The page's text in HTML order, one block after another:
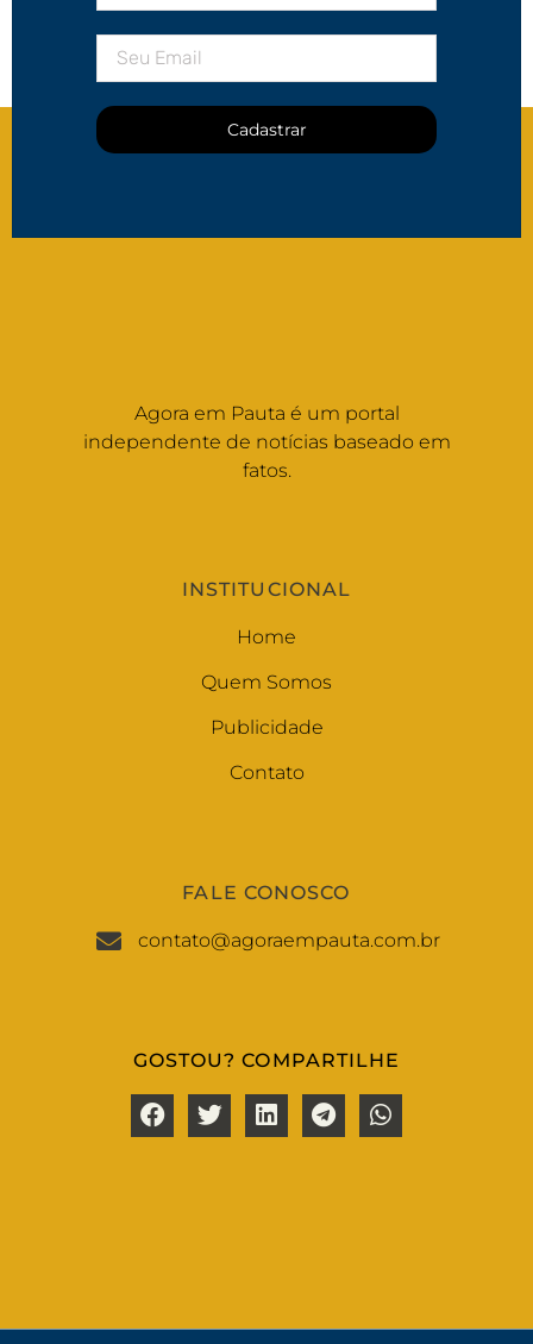
Cadastrar
Agora em Pauta é um portal
independente de notícias baseado em
fatos.
INSTITUCIONAL
Home
Quem Somos
Publicidade
Contato
FALE CONOSCO
contato@agoraempauta.com.br
GOSTOU? COMPARTILHE